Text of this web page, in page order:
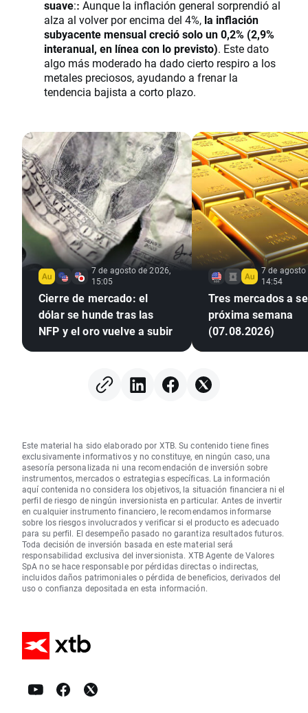
suave:: Aunque la inflación general sorprendió al
alza al volver por encima del 4%, la inflación
subyacente mensual creció solo un 0,2% (2,9%
interanual, en línea con lo previsto). Este dato
algo más moderado ha dado cierto respiro a los
metales preciosos, ayudando a frenar la
tendencia bajista a corto plazo.
7 de agosto de 2026,
15:05
Cierre de mercado: el
dólar se hunde tras las
NFP y el oro vuelve a subir
7 de agosto
14:54
Tres mercados a
próxima semana
(07.08.2026)
Este material ha sido elaborado por XTB. Su contenido tiene fines
exclusivamente informativos y no constituye, en ningún caso, una
asesoría personalizada ni una recomendación de inversión sobre
instrumentos, mercados o estrategias específicas. La información
aquí contenida no considera los objetivos, la situación financiera ni el
perfil de riesgo de ningún inversionista en particular. Antes de invertir
en cualquier instrumento financiero, le recomendamos informarse
sobre los riesgos involucrados y verificar si el producto es adecuado
para su perfil. El desempeño pasado no garantiza resultados futuros.
Toda decisión de inversión basada en este material será
responsabilidad exclusiva del inversionista. XTB Agente de Valores
SpA no se hace responsable por pérdidas directas o indirectas,
incluidos daños patrimoniales o pérdida de beneficios, derivados del
uso o confianza depositada en esta información.